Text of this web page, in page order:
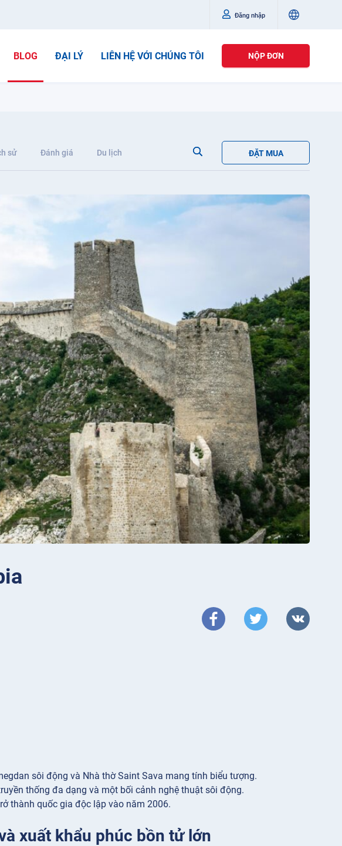
Đăng nhập
BLOG ĐẠI LÝ LIÊN HỆ VỚI CHÚNG TÔI NỘP ĐƠN
sử Đánh giá Du lịch ĐẶT MUA
sôi động và Nhà thờ Saint Sava mang tính biểu tượng.
thống đa dạng và một bối cảnh nghệ thuật sôi động.
thành quốc gia độc lập vào năm 2006.
xuất khẩu phúc bồn tử lớn